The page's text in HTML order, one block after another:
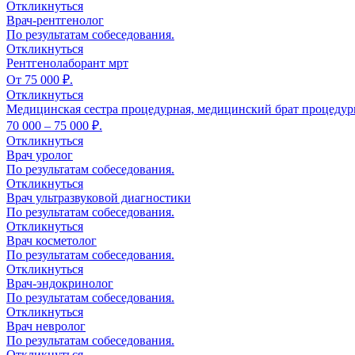
Откликнуться
Врач-рентгенолог
По результатам собеседования.
Откликнуться
Рентгенолаборант мрт
От 75 000 ₽.
Откликнуться
Медицинская сестра процедурная, медицинский брат
70 000 – 75 000 ₽.
Откликнуться
Врач уролог
По результатам собеседования.
Откликнуться
Врач ультразвуковой диагностики
По результатам собеседования.
Откликнуться
Врач косметолог
По результатам собеседования.
Откликнуться
Врач-эндокринолог
По результатам собеседования.
Откликнуться
Врач невролог
По результатам собеседования.